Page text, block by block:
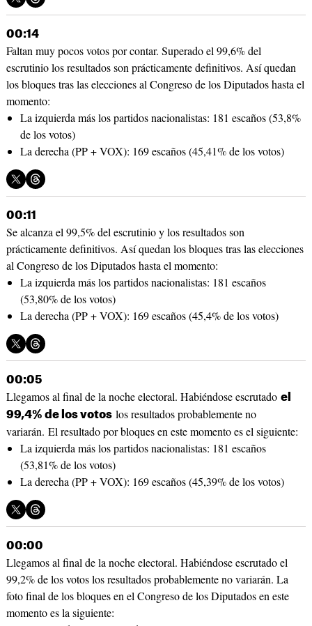
00:14
Faltan muy pocos votos por contar. Superado el 99,6% del
escrutinio los resultados son prácticamente definitivos. Así quedan
los bloques tras las elecciones al Congreso de los Diputados hasta el
momento:
La izquierda más los partidos nacionalistas: 181 escaños (53,8%
de los votos)
La derecha (PP + VOX): 169 escaños (45,41% de los votos)
00:11
Se alcanza el 99,5% del escrutinio y los resultados son
prácticamente definitivos. Así quedan los bloques tras las elecciones
al Congreso de los Diputados hasta el momento:
La izquierda más los partidos nacionalistas: 181 escaños
(53,80% de los votos)
La derecha (PP + VOX): 169 escaños (45,4% de los votos)
00:05
Llegamos al final de la noche electoral. Habiéndose escrutado el
99,4% de los votoslos resultados probablemente no
variarán. El resultado por bloques en este momento es el siguiente:
La izquierda más los partidos nacionalistas: 181 escaños
(53,81% de los votos)
La derecha (PP + VOX): 169 escaños (45,39% de los votos)
00:00
Llegamos al final de la noche electoral. Habiéndose escrutado el
99,2% de los votos los resultados probablemente no variarán. La
foto final de los bloques en el Congreso de los Diputados en este
momento es la siguiente: